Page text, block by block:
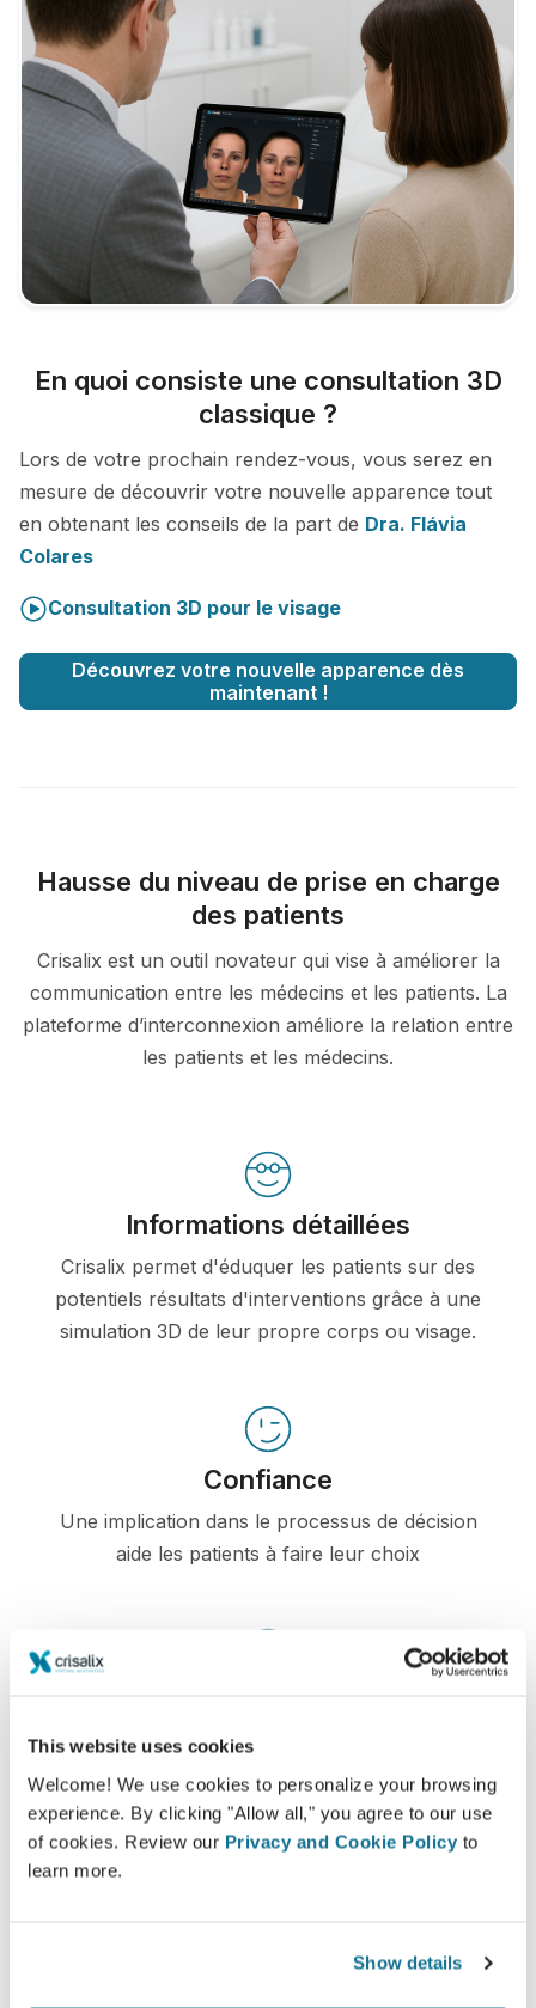
This website uses cookies
Welcome! We use cookies to personalize your browsing
experience. By clicking "Allow all," you agree to our use
of cookies. Review our Privacy and Cookie Policy to
learn more.
Show details
En quoi consiste une consultation 3D
classique ?
Lors de votre prochain rendez-vous, vous serez en
mesure de découvrir votre nouvelle apparence tout
en obtenant les conseils de la part de Dra. Flávia
Colares
Consultation 3D pour le visage
Découvrez votre nouvelle apparence dès
maintenant !
Hausse du niveau de prise en charge
des patients
Crisalix est un outil novateur qui vise à améliorer la
communication entre les médecins et les patients. La
plateforme d’interconnexion améliore la relation entre
les patients et les médecins.
Informations détaillées
Crisalix permet d'éduquer les patients sur des
potentiels résultats d'interventions grâce à une
simulation 3D de leur propre corps ou visage.
Confiance
Une implication dans le processus de décision
aide les patients à faire leur choix
100% des femmes ont dit être satisfaites ou très
satisfaites de leur intervention après avoir vu une
simulation 3D Crisalix au préalable*